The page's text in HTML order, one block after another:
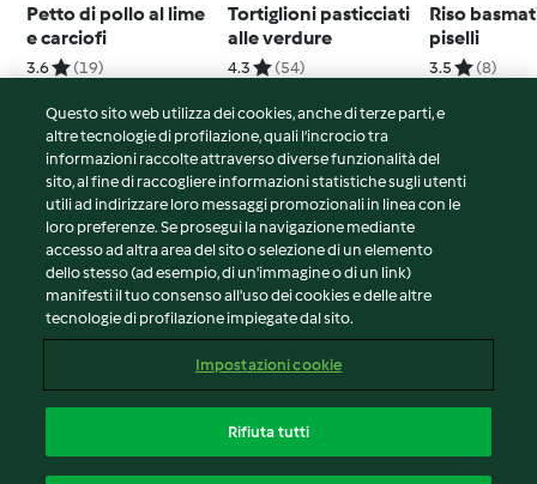
Petto di pollo al lime
e carciofi
3.6 (19)
Tortiglioni pasticciati
alle verdure
4.3 (54)
Riso
piselli
3.5 (8)
© Copyright 2026
Termini del servizio
Informativa sulla privacy
Avvertenze generali
Note legali
Contenuto del rapporto
Dichiarazione di accessibilità
Questo sito web utilizza dei cookies, anche di terze parti, e
altre tecnologie di profilazione, quali l’incrocio tra
informazioni raccolte attraverso diverse funzionalità del
sito, al fine di raccogliere informazioni statistiche sugli utenti
utili ad indirizzare loro messaggi promozionali in linea con le
loro preferenze. Se prosegui la navigazione mediante
accesso ad altra area del sito o selezione di un elemento
dello stesso (ad esempio, di un'immagine o di un link)
manifesti il tuo consenso all'uso dei cookies e delle altre
tecnologie di profilazione impiegate dal sito.
Impostazioni cookie
Rifiuta tutti